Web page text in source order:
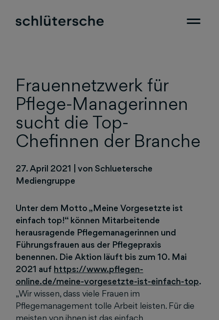
Frauennetzwerk für
Pflege-Managerinnen
sucht die Top-
Chefinnen der Branche
27. April 2021
von Schluetersche
Mediengruppe
Unter dem Motto „Meine Vorgesetzte ist
einfach top!“ können Mitarbeitende
herausragende Pflegemanagerinnen und
Führungsfrauen aus der Pflegepraxis
benennen. Die Aktion läuft bis zum 10. Mai
2021 auf https://www.pflegen-
online.de/meine-vorgesetzte-ist-einfach-top.
„Wir wissen, dass viele Frauen im
Pflegemanagement tolle Arbeit leisten. Für die
meisten von ihnen ist das einfach